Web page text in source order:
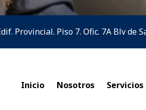
Provincial. Piso 7. Ofic. 7A Blv de
Inicio Nosotros Servicios